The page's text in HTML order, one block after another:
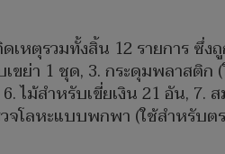
เหตุรวมทั้งสิ้น 12 รายการ ซึ่
ขย่า 1 ชุด, 3. กระดุมพลาส
ไม้สำหรับเขี่ยเงิน 21 อัน, 7.
จโลหะแบบพกพา (ใช้สำหรับ